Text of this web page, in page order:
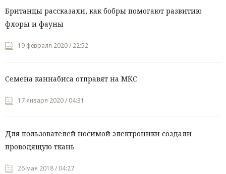
Британцы рассказали, как бобры помогают развитию
флоры и фауны
19 февраля 2020 / 22:52
Семена каннабиса отправят на МКС
17 января 2020 / 04:31
Для пользователей носимой электроники создали
проводящую ткань
26 мая 2018 / 04:27